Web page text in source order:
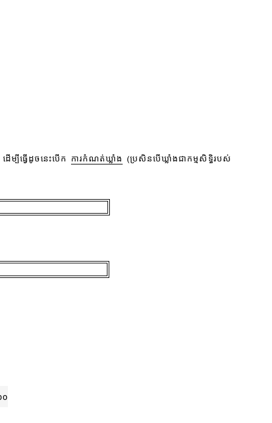
បីធ្វើដូចនេះបើក ការកំណត់ឃ្លាំង (ប្រសិនបើឃ្លាំងជាកម្មសិទ្ធិរបស់